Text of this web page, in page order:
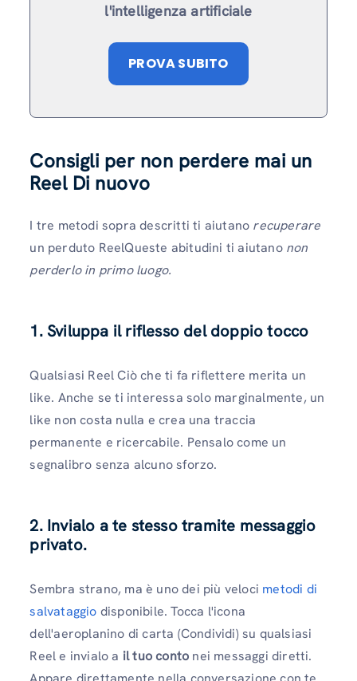
l'intelligenza artificiale
PROVA SUBITO
Consigli per non perdere mai un
Reel Di nuovo
I tre metodi sopra descritti ti aiutano recuperare
un perduto ReelQueste abitudini ti aiutano non
perderlo in primo luogo.
1. Sviluppa il riflesso del doppio tocco
Qualsiasi Reel Ciò che ti fa riflettere merita un
like. Anche se ti interessa solo marginalmente, un
like non costa nulla e crea una traccia
permanente e ricercabile. Pensalo come un
segnalibro senza alcuno sforzo.
2. Invialo a te stesso tramite messaggio
privato.
Sembra strano, ma è uno dei più veloci metodi di
salvataggio disponibile. Tocca l'icona
dell'aeroplanino di carta (Condividi) su qualsiasi
Reel e invialo a il tuo conto nei messaggi diretti.